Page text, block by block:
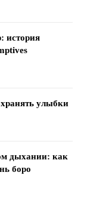
история
улыбки
дыхании: как
боро